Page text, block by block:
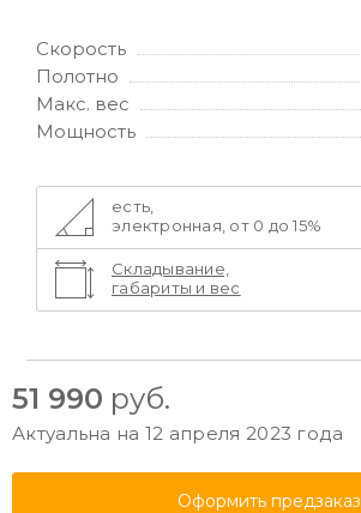
Скорость
Полотно
Макс. вес
Мощность
есть,
электронная, от 0 до 15%
Складывание,
габариты и вес
51 990 руб.
Актуальна на 12 апреля 2023 года
Оформить предзаказ